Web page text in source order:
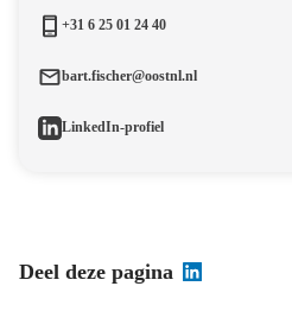
+31 6 25 01 24 40
bart.fischer@oostnl.nl
LinkedIn-profiel
Deel deze pagina